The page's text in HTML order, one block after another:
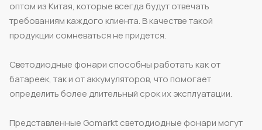
оптом из Китая, которые всегда будут отвечать
требованиям каждого клиента. В качестве такой
продукции сомневаться не придется.
Светодиодные фонари способны работать как от
батареек, так и от аккумуляторов, что помогает
определить более длительный срок их эксплуатации.
Представленные Gomarkt светодиодные фонари могут